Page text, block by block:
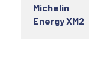
Michelin
Energy XM2